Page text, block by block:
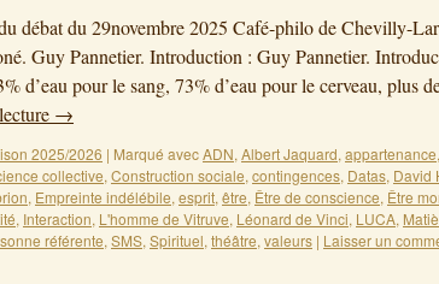
débat du 29novembre 2025 Café-philo de Chevilly-
Guy Pannetier. Introduction : Guy Pannetier.
d’eau pour le sang, 73% d’eau pour le cerveau, plus
→
2025/2026 | Marqué avecADN, Albert Jaquard, appartenance,
collective, Construction sociale, contingences, Datas, David
, Empreinte indélébile, esprit, être, Être de conscience, Être
, Interaction, L'homme de Vitruve, Léonard de Vinci, LUCA,
référente, SMS, Spirituel, théâtre, valeurs | Laisser un